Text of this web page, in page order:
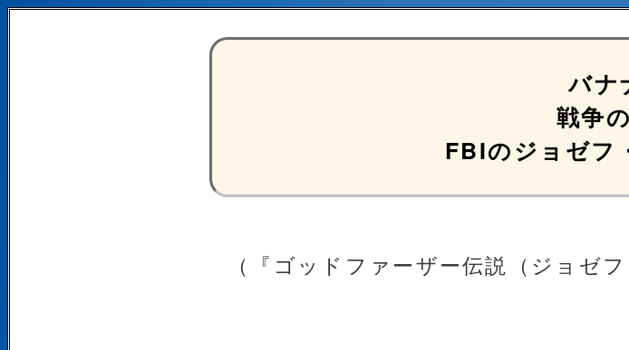
バ
戦争
FBIのジョゼフ
（『ゴッドファーザー伝説（ジョゼ